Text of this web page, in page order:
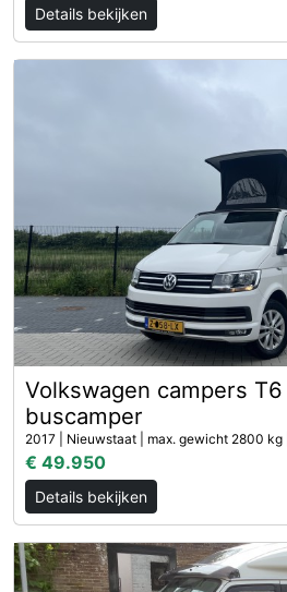
Details bekijken
Volkswagen campers
buscamper
2017 | Nieuwstaat | max. gewicht 2800 kg
€ 49.950
Details bekijken